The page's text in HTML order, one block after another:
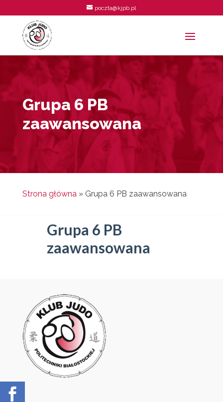
poczta@kjpb.pl

Grupa 6 PB
zaawansowana
Strona główna» Grupa 6 PB zaawansowana
Grupa 6 PB
zaawansowana